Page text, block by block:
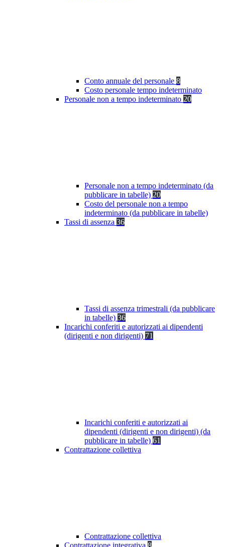
Conto annuale del personale 8
Costo personale tempo indeterminato
Personale non a tempo indeterminato 20
Personale non a tempo indeterminato (da
pubblicare in tabelle) 20
Costo del personale non a tempo
indeterminato (da pubblicare in tabelle)
Tassi di assenza 36
Tassi di assenza trimestrali (da pubblicare
in tabelle) 36
Incarichi conferiti e autorizzati ai dipendenti
(dirigenti e non dirigenti) 71
Incarichi conferiti e autorizzati ai
dipendenti (dirigenti e non dirigenti) (da
pubblicare in tabelle) 61
Contrattazione collettiva
Contrattazione collettiva